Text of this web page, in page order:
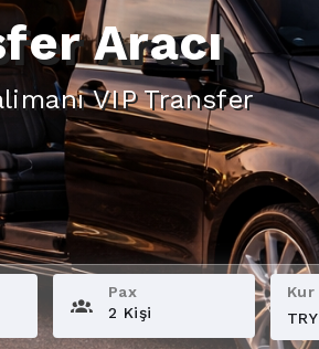
Aracı
VIP Transfer
Pax
2 Kişi
Kur
TRY